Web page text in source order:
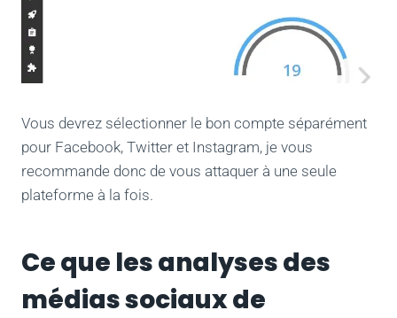
Vous devrez sélectionner le bon compte séparément
pour Facebook, Twitter et Instagram, je vous
recommande donc de vous attaquer à une seule
plateforme à la fois.
Ce que les analyses des
médias sociaux de